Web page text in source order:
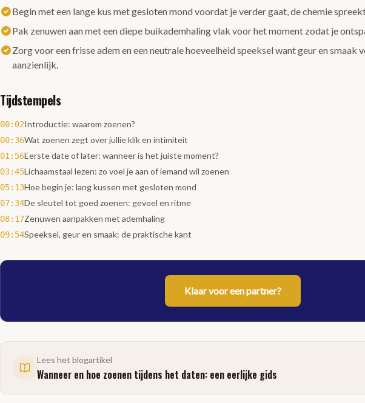
Begin met een lange kus met gesloten mond voordat je verder gaat, de chemie
Pak zenuwen aan met een diepe buikademhaling vlak voor het moment zodat je
Zorg voor een frisse adem en een neutrale hoeveelheid speeksel want geur en smaak
aanzienlijk.
Tijdstempels
00:02Introductie: waarom zoenen?
00:36Wat zoenen zegt over jullie klik en intimiteit
01:56Eerste date of later: wanneer is het juiste moment?
03:45Lichaamstaal lezen: zo voel je aan of iemand wil zoenen
05:13Hoe begin je: lang kussen met gesloten mond
07:34De sleutel tot goed zoenen: gevoel en ritme
08:17Zenuwen aanpakken met ademhaling
09:54Speeksel, geur en smaak: de praktische kant
Klaar voor een partner?
Lees het blogartikel
Wanneer en hoe zoenen tijdens het daten: een eerlijke gids